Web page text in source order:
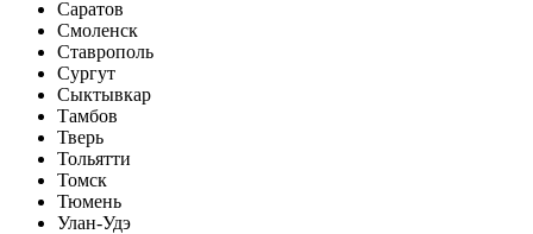
Саратов
Смоленск
Ставрополь
Сургут
Сыктывкар
Тамбов
Тверь
Тольятти
Томск
Тюмень
Улан-Удэ